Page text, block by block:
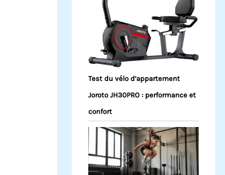
Test du vélo d’appartement
Joroto JH30PRO : performance et
confort